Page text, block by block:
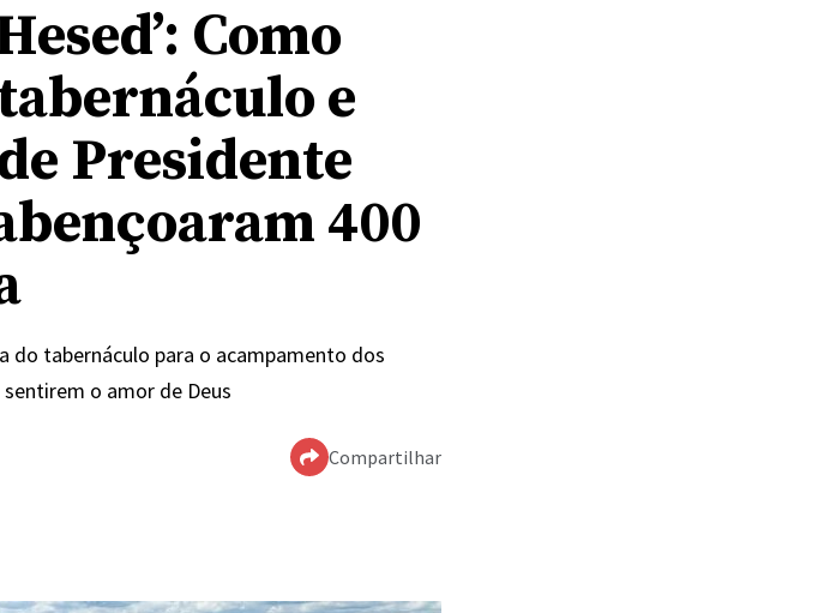
Como
e
Presidente
400
do tabernáculo para o acampamento dos
o amor de Deus
Compartilhar